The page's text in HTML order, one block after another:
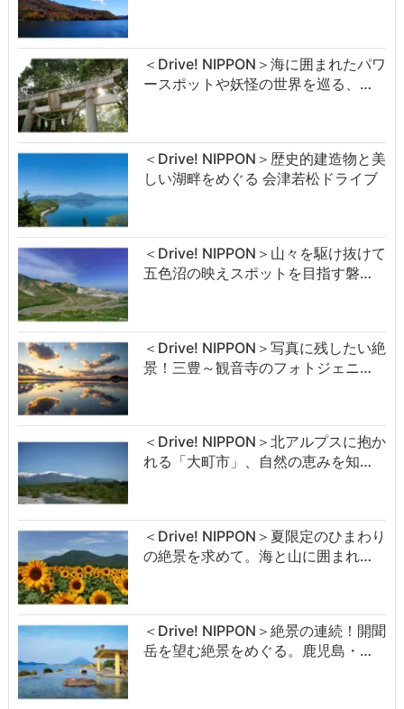
＜Drive! NIPPON＞海に囲まれたパワ
ースポットや妖怪の世界を巡る、…
＜Drive! NIPPON＞歴史的建造物と美
しい湖畔をめぐる 会津若松ドライブ
＜Drive! NIPPON＞山々を駆け抜けて
五色沼の映えスポットを目指す磐…
＜Drive! NIPPON＞写真に残したい絶
景！三豊～観音寺のフォトジェニ…
＜Drive! NIPPON＞北アルプスに抱か
れる「大町市」、自然の恵みを知…
＜Drive! NIPPON＞夏限定のひまわり
の絶景を求めて。海と山に囲まれ…
＜Drive! NIPPON＞絶景の連続！開聞
岳を望む絶景をめぐる。鹿児島・…